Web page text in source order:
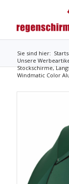
Sie sind hier:
Unsere
Stockschirme,
Windmatic Color